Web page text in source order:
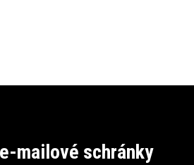
mailové schránky